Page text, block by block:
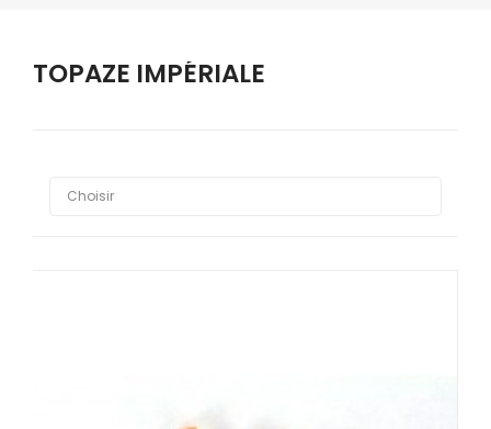
TOPAZE IMPÉRIALE
Choisir